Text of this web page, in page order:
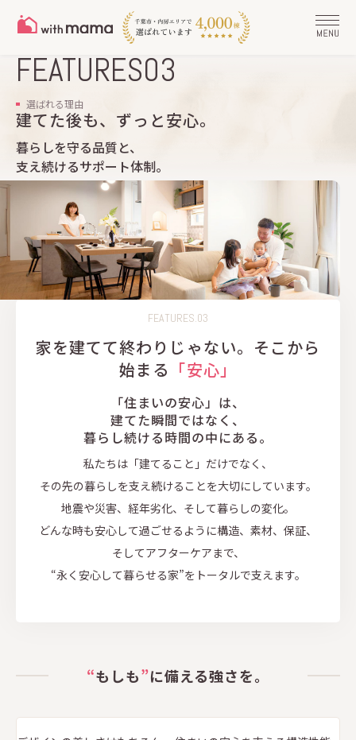
FEATURES03
選ばれる理由
建てた後も、ずっと安心。
暮らしを守る品質と、
支え続けるサポート体制。
FEATURES.03
家を建てて終わりじゃない。そこから
始まる 「安心」
「住まいの安心」は、
建てた瞬間ではなく、
暮らし続ける時間の中にある。
私たちは「建てること」だけでなく、
その先の暮らしを支え続けることを大切にしています。
地震や災害、経年劣化、 そして暮らしの変化。
どんな時も安心して過ごせるように構造、素材、保証、
そしてアフターケアまで、
“永く安心して暮らせる家”を トータルで支えます。
“もしも”に備える強さを。